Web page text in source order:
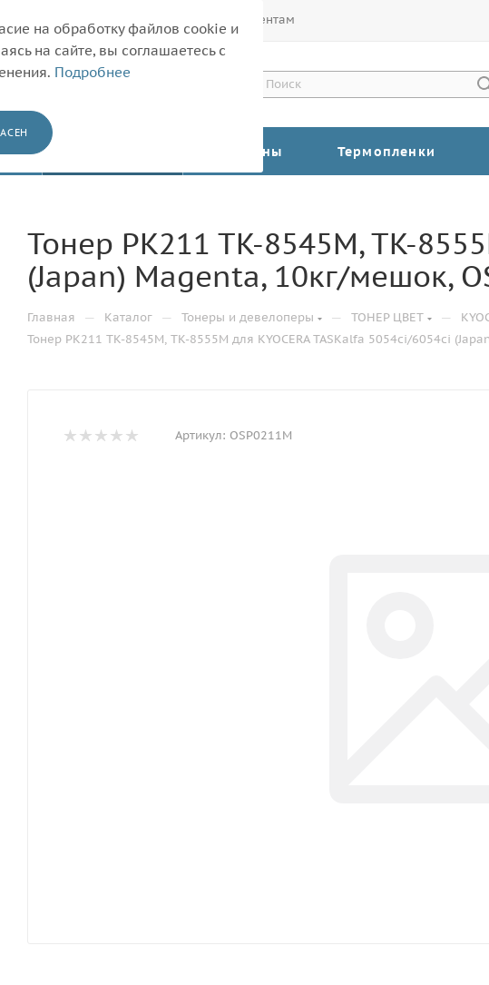
Корпоративным клиентам
Барабаны Термопленки
Тонер PK211 TK-8545M, TK-
(Japan) Magenta, 10кг/мешок,
Главная — Каталог — Тонеры и девелоперы — ТОНЕР ЦВЕТ —
Тонер PK211 TK-8545M, TK-8555M для KYOCERA TASKalfa 5054ci/6054ci
Артикул: OSP0211M
на обработку файлов cookie и
на сайте, вы соглашаетесь с
Подробнее